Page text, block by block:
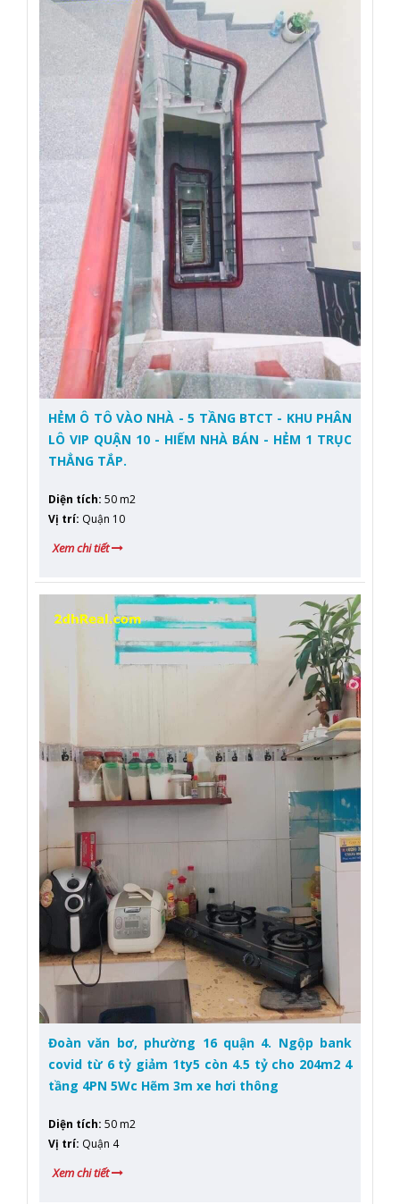
HẺM Ô TÔ VÀO NHÀ - 5 TẦNG BTCT - KHU PHÂN
LÔ VIP QUẬN 10 - HIẾM NHÀ BÁN - HẺM 1 TRỤC
THẲNG TẮP.
Diện tích: 50 m2
Vị trí: Quận 10
Xem chi tiết
Đoàn văn bơ, phường 16 quận 4. Ngộp bank
covid từ 6 tỷ giảm 1ty5 còn 4.5 tỷ cho 204m2 4
tầng 4PN 5Wc Hẽm 3m xe hơi thông
Diện tích: 50 m2
Vị trí: Quận 4
Xem chi tiết